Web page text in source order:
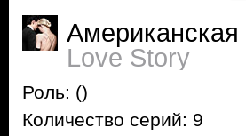
Love Story
Роль: ()
Количество серий: 9